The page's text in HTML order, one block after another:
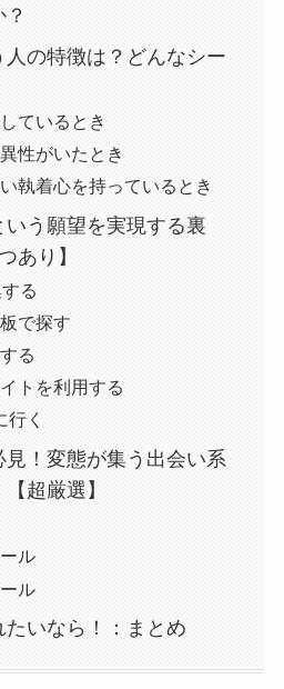
の特徴は？どんなシー
ているとき
性がいたとき
執着心を持っているとき
う願望を実現する裏
あり】
る
で探す
る
トを利用する
行く
！変態が集う出会い系
超厳選】
ル
ル
いなら！：まとめ